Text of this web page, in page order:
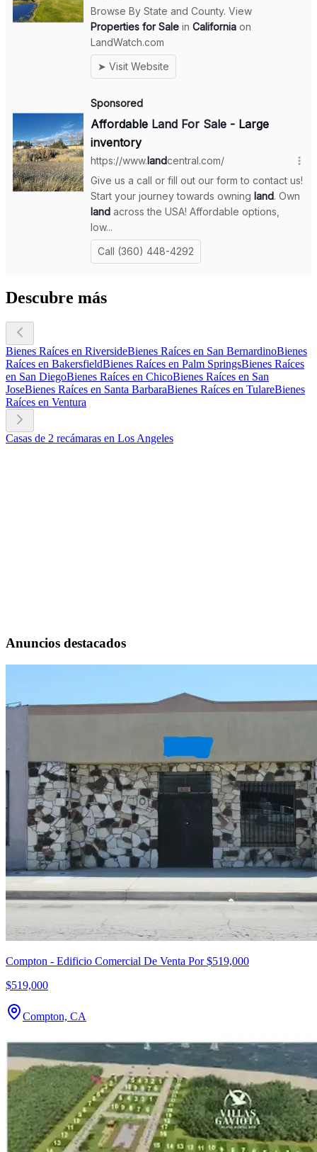
Descubre más
Bienes Raíces en RiversideBienes Raíces en San BernardinoBienes
Raíces en BakersfieldBienes Raíces en Palm SpringsBienes Raíces
en San DiegoBienes Raíces en ChicoBienes Raíces en San
JoseBienes Raíces en Santa BarbaraBienes Raíces en TulareBienes
Raíces en Ventura
Casas de 2 recámaras en Los Angeles
Anuncios destacados
Compton - Edificio Comercial De Venta Por $519,000
$519,000
Compton, CA